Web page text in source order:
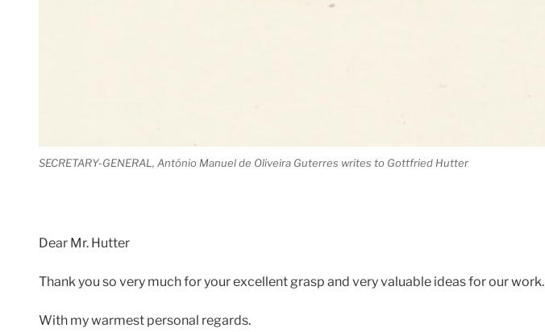
SECRETARY-GENERAL, António Manuel de Oliveira Guterres writes to Gottfried Hutter
Dear Mr. Hutter
Thank you so very much for your excellent grasp and very valuable ideas for our work.
With my warmest personal regards.